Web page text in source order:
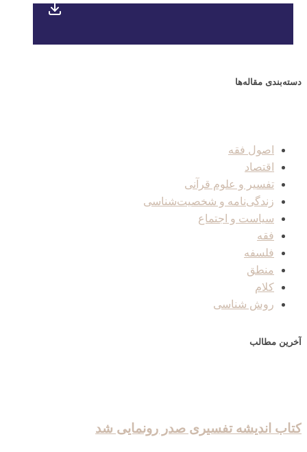
دسته‌بندی مقاله‌ها
اصول فقه
اقتصاد
تفسیر و علوم قرآنی
زندگی‌نامه و شخصیت‌شناسی
سیاست و اجتماع
فقه
فلسفه
منطق
کلام
روش شناسی
آخرین مطالب
کتاب اندیشه تفسیری صدر رونمایی شد